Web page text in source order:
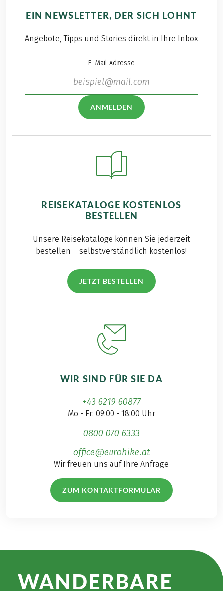
EIN NEWSLETTER, DER SICH LOHNT
Angebote, Tipps und Stories direkt in Ihre Inbox
E-Mail Adresse
ANMELDEN
REISEKATALOGE KOSTENLOS
BESTELLEN
Unsere Reisekataloge können Sie jederzeit
bestellen – selbstverständlich kostenlos!
JETZT BESTELLEN
WIR SIND FÜR SIE DA
+43 6219 60877
Mo - Fr: 09:00 - 18:00 Uhr
0800 070 6333
office@eurohike.at
Wir freuen uns auf Ihre Anfrage
ZUM KONTAKTFORMULAR
WANDER­BARE